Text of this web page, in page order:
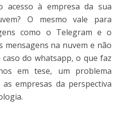
acesso à empresa da sua
O mesmo vale para
como o Telegram e o
mensagens na nuvem e não
do whatsapp, o que faz
em tese, um problema
empresas da perspectiva